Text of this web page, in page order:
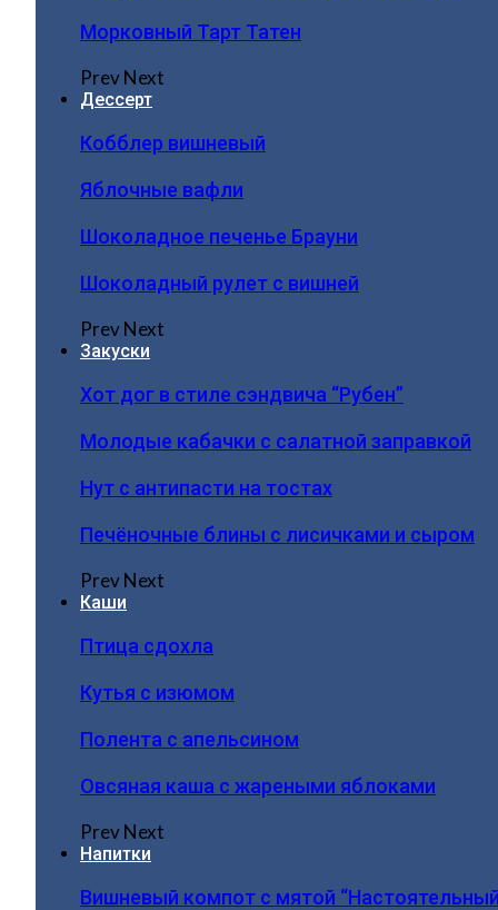
Морковный Тарт Татен
PrevNext
Дессерт
Кобблер вишневый
Яблочные вафли
Шоколадное печенье Брауни
Шоколадный рулет с вишней
PrevNext
Закуски
Хот дог в стиле сэндвича “Рубен”
Молодые кабачки с салатной заправкой
Нут с антипасти на тостах
Печёночные блины с лисичками и сыром
PrevNext
Каши
Птица сдохла
Кутья с изюмом
Полента с апельсином
Овсяная каша с жареными яблоками
PrevNext
Напитки
Вишневый компот с мятой